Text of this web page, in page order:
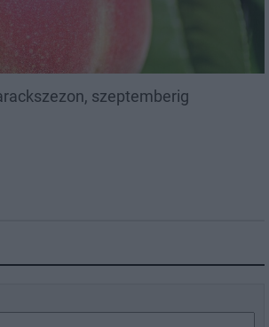
szeptemberig